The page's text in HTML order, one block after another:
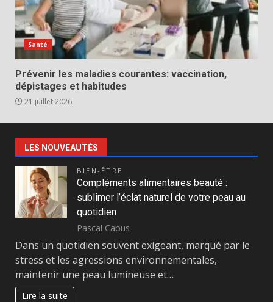
Santé
Prévenir les maladies courantes: vaccination,
dépistages et habitudes
21 juillet 2026
LES NOUVEAUTÉS
BIEN-ÊTRE
Compléments alimentaires beauté :
sublimer l’éclat naturel de votre peau au
quotidien
Pascal Cabus
Dans un quotidien souvent exigeant, marqué par le
stress et les agressions environnementales,
maintenir une peau lumineuse et…
Lire la suite